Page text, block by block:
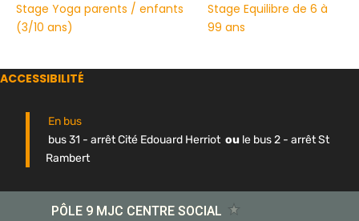
Stage Yoga parents / enfants
(3/10 ans)
Stage Equilibre de 6 à
99 ans
ACCESSIBILITÉ
En bus
bus 31 - arrêt Cité Edouard Herriot ou le bus 2 - arrêt St
Rambert